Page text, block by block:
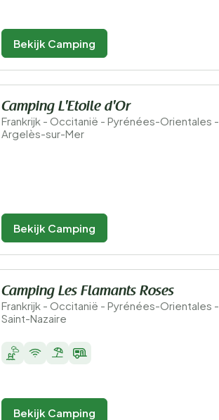
Bekijk Camping
Camping L'Etoile d'Or
Frankrijk - Occitanië - Pyrénées-Orientales -
Argelès-sur-Mer
Bekijk Camping
Camping Les Flamants Roses
Frankrijk - Occitanië - Pyrénées-Orientales -
Saint-Nazaire
Bekijk Camping